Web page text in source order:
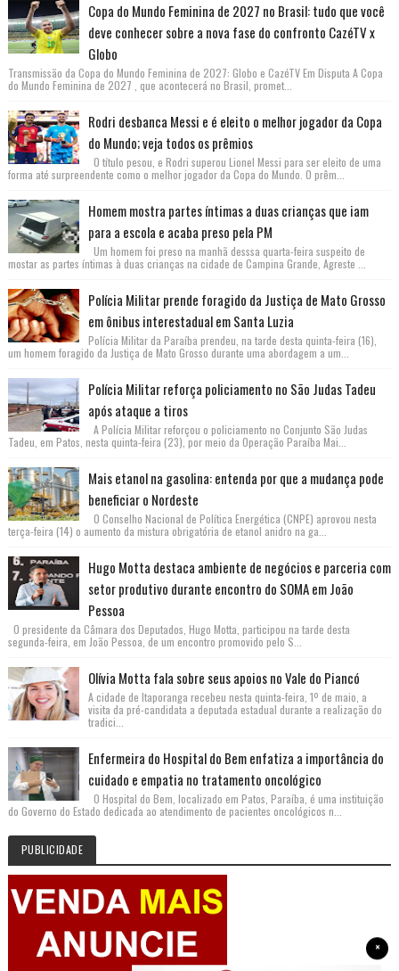
Copa do Mundo Feminina de 2027 no Brasil: tudo que você
deve conhecer sobre a nova fase do confronto CazéTV x
Globo
Transmissão da Copa do Mundo Feminina de 2027: Globo e CazéTV Em Disputa A Copa
do Mundo Feminina de 2027 , que acontecerá no Brasil, promet...
Rodri desbanca Messi e é eleito o melhor jogador da Copa
do Mundo; veja todos os prêmios
O título pesou, e Rodri superou Lionel Messi para ser eleito de uma
forma até surpreendente como o melhor jogador da Copa do Mundo. O prêm...
Homem mostra partes íntimas a duas crianças que iam
para a escola e acaba preso pela PM
Um homem foi preso na manhã desssa quarta-feira suspeito de
mostar as partes íntimas à duas crianças na cidade de Campina Grande, Agreste ...
Polícia Militar prende foragido da Justiça de Mato Grosso
em ônibus interestadual em Santa Luzia
Polícia Militar da Paraíba prendeu, na tarde desta quinta-feira (16),
um homem foragido da Justiça de Mato Grosso durante uma abordagem a um...
Polícia Militar reforça policiamento no São Judas Tadeu
após ataque a tiros
A Polícia Militar reforçou o policiamento no Conjunto São Judas
Tadeu, em Patos, nesta quinta-feira (23), por meio da Operação Paraíba Mai...
Mais etanol na gasolina: entenda por que a mudança pode
beneficiar o Nordeste
O Conselho Nacional de Política Energética (CNPE) aprovou nesta
terça-feira (14) o aumento da mistura obrigatória de etanol anidro na ga...
Hugo Motta destaca ambiente de negócios e parceria com
setor produtivo durante encontro do SOMA em João
Pessoa
O presidente da Câmara dos Deputados, Hugo Motta, participou na tarde desta
segunda-feira, em João Pessoa, de um encontro promovido pelo S...
Olívia Motta fala sobre seus apoios no Vale do Piancó
A cidade de Itaporanga recebeu nesta quinta-feira, 1º de maio, a
visita da pré-candidata a deputada estadual durante a realização do
tradici...
Enfermeira do Hospital do Bem enfatiza a importância do
cuidado e empatia no tratamento oncológico
O Hospital do Bem, localizado em Patos, Paraíba, é uma instituição
do Governo do Estado dedicada ao atendimento de pacientes oncológicos n...
PUBLICIDADE
×